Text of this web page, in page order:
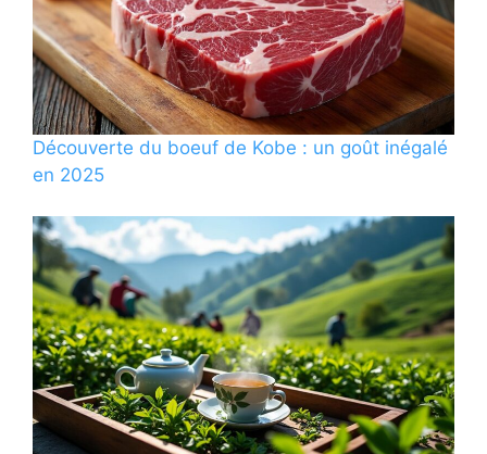
Découverte du boeuf de Kobe : un goût inégalé
en 2025